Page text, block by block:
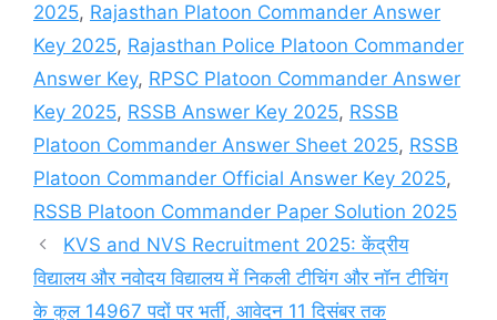
2025, Rajasthan Platoon Commander Answer
Key 2025, Rajasthan Police Platoon Commander
Answer Key, RPSC Platoon Commander Answer
Key 2025, RSSB Answer Key 2025, RSSB
Platoon Commander Answer Sheet 2025, RSSB
Platoon Commander Official Answer Key 2025,
RSSB Platoon Commander Paper Solution 2025
KVS and NVS Recruitment 2025: केंद्रीय
विद्यालय और नवोदय विद्यालय में निकली टीचिंग और नॉन टीचिंग
के कुल 14967 पदों पर भर्ती, आवेदन 11 दिसंबर तक